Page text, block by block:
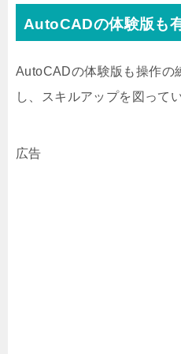
AutoCADの体験版も
AutoCADの体験版も操作の
し、スキルアップを図って
広告